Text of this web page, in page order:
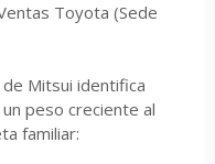
Toyota (Sede
Mitsui identifica
peso creciente al
familiar: